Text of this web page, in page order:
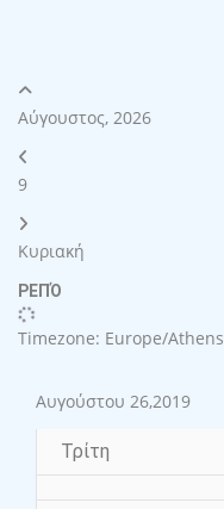
Αύγουστος, 2026
9
Κυριακή
ΡΕΠΌ
Timezone: Europe/Athens
Αυγούστου 26,2019
Τρίτη